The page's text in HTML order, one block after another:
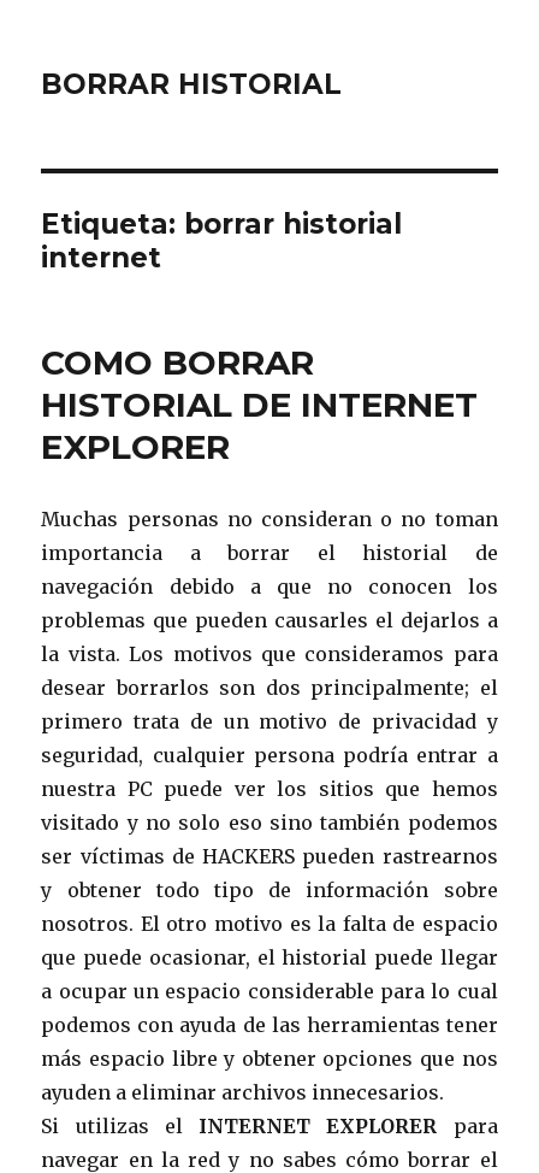
BORRAR HISTORIAL
Etiqueta: borrar historial
internet
COMO BORRAR
HISTORIAL DE INTERNET
EXPLORER
Muchas personas no consideran o no toman
importancia a borrar el historial de
navegación debido a que no conocen los
problemas que pueden causarles el dejarlos a
la vista. Los motivos que consideramos para
desear borrarlos son dos principalmente; el
primero trata de un motivo de privacidad y
seguridad, cualquier persona podría entrar a
nuestra PC puede ver los sitios que hemos
visitado y no solo eso sino también podemos
ser víctimas de HACKERS pueden rastrearnos
y obtener todo tipo de información sobre
nosotros. El otro motivo es la falta de espacio
que puede ocasionar, el historial puede llegar
a ocupar un espacio considerable para lo cual
podemos con ayuda de las herramientas tener
más espacio libre y obtener opciones que nos
ayuden a eliminar archivos innecesarios.
Si utilizas el INTERNET EXPLORER para
navegar en la red y no sabes cómo borrar el